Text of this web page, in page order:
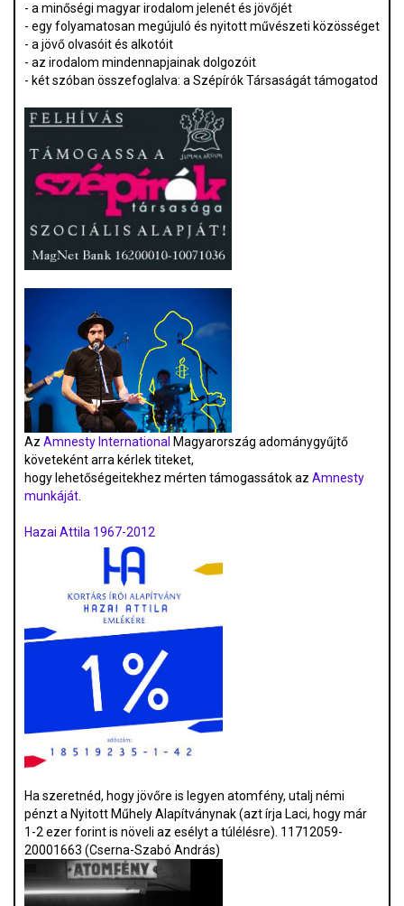
- a minőségi magyar irodalom jelenét és jövőjét
- egy folyamatosan megújuló és nyitott művészeti közösséget
- a jövő olvasóit és alkotóit
- az irodalom mindennapjainak dolgozóit
- két szóban összefoglalva: a Szépírók Társaságát támogatod
Az Amnesty International Magyarország adománygyűjtő
követeként arra kérlek titeket,
hogy lehetőségeitekhez mérten támogassátok az Amnesty
munkáját.
Hazai Attila 1967-2012
Ha szeretnéd, hogy jövőre is legyen atomfény, utalj némi
pénzt a Nyitott Műhely Alapítványnak (azt írja Laci, hogy már
1-2 ezer forint is növeli az esélyt a túlélésre). 11712059-
20001663 (Cserna-Szabó András)